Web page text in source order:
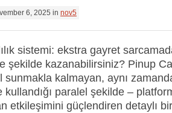
6, 2025 in nov5
sistemi: ekstra gayret
şekilde kazanabilirsiniz? Pinup
sunmakla kalmayan, aynı
kullandığı paralel şekilde –
etkileşimini güçlendiren detaylı